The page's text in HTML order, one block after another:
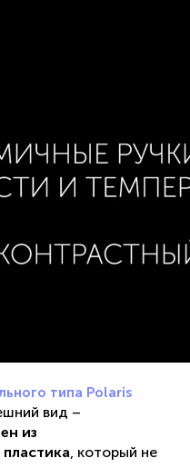
типа Polaris
вид –
из
, который не